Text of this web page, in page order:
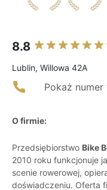
8.8
Lublin, Willowa 42A
Pokaż numer
O firmie:
Przedsiębiorstwo Bike
2010 roku funkcjonuje
scenie rowerowej,
doświadczeniu. Oferta